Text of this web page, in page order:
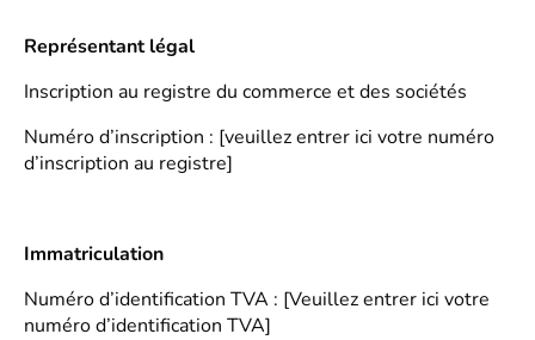
Représentant légal
Inscription au registre du commerce et des sociétés
Numéro d’inscription : [veuillez entrer ici votre numéro
d’inscription au registre]
Immatriculation
Numéro d’identification TVA : [Veuillez entrer ici votre
numéro d’identification TVA]